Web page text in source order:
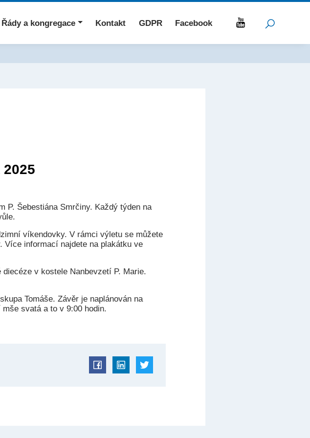
Řády a kongregace Kontakt GDPR Facebook
P. Šebestiána Smrčiny. Každý týden na
víkendovky. V rámci výletu se můžete
informací najdete na plakátku ve
v kostele Nanbevzetí P. Marie.
Tomáše. Závěr je naplánován na
svatá a to v 9:00 hodin.